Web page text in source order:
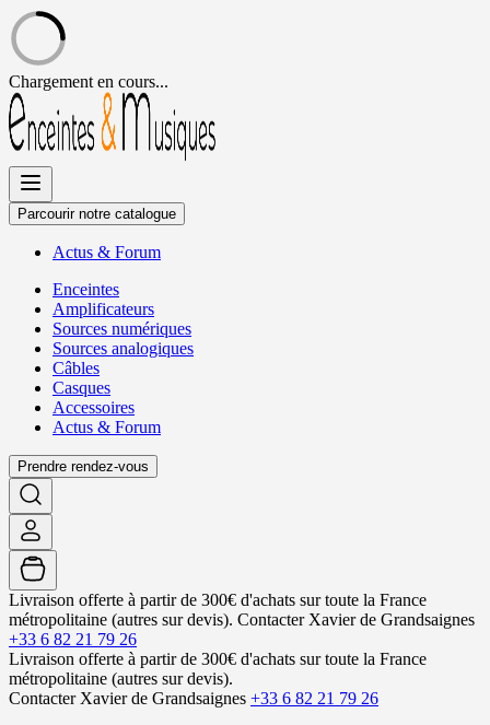
Chargement en cours...
Allez
au
contenu
Parcourir notre catalogue
Actus & Forum
Enceintes
Amplificateurs
Sources numériques
Sources analogiques
Câbles
Casques
Accessoires
Actus & Forum
Prendre rendez-vous
Livraison offerte à partir de 300€ d'achats sur toute la France
métropolitaine (autres sur devis). Contacter Xavier de Grandsaignes
+33 6 82 21 79 26
Livraison offerte à partir de 300€ d'achats sur toute la France
métropolitaine (autres sur devis).
Contacter Xavier de Grandsaignes +33 6 82 21 79 26